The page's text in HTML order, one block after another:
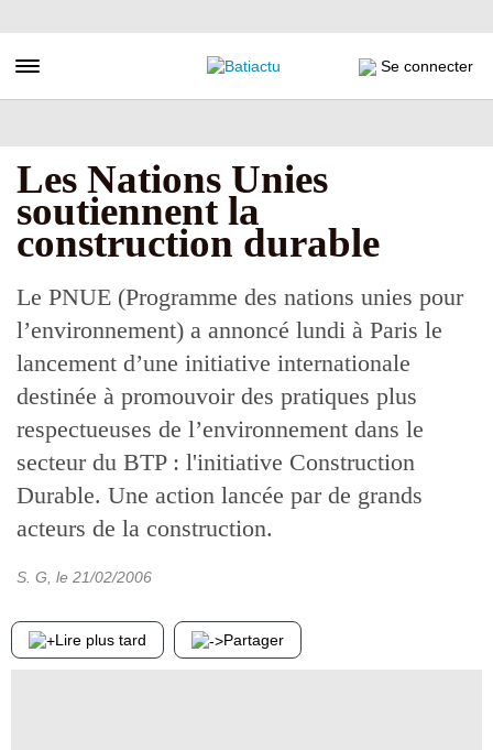
au
principal
Toggle navigation Se connecter
Les Nations Unies
soutiennent la
construction durable
Le PNUE (Programme des nations unies pour
l’environnement) a annoncé lundi à Paris le
lancement d’une initiative internationale
destinée à promouvoir des pratiques plus
respectueuses de l’environnement dans le
secteur du BTP : l'initiative Construction
Durable. Une action lancée par de grands
acteurs de la construction.
S. G , le 21/02/2006
Lire plus tard Partager